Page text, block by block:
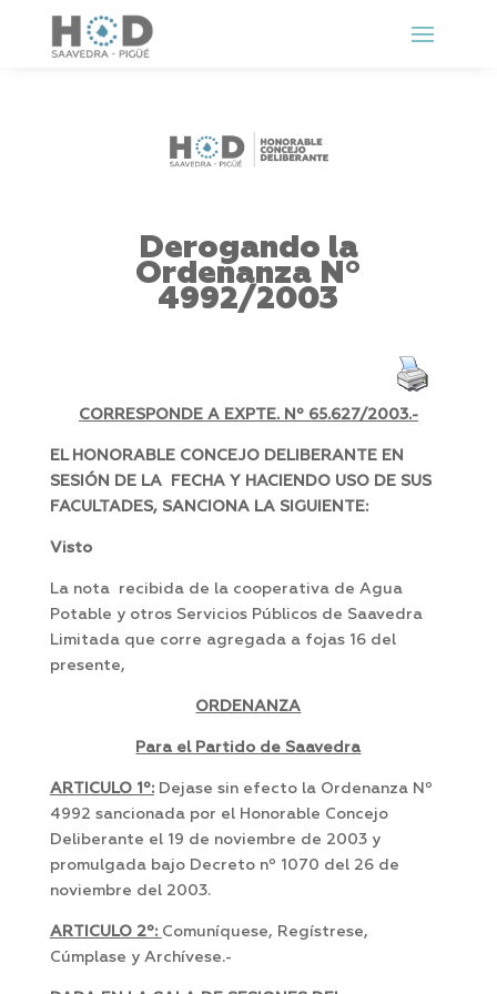
Derogando la
Ordenanza Nº
4992/2003
CORRESPONDE A EXPTE. Nº 65.627/2003.-
EL HONORABLE CONCEJO DELIBERANTE EN
SESIÓN DE LA FECHA Y HACIENDO USO DE SUS
FACULTADES, SANCIONA LA SIGUIENTE:
Visto
La nota recibida de la cooperativa de Agua
Potable y otros Servicios Públicos de Saavedra
Limitada que corre agregada a fojas 16 del
presente,
ORDENANZA
Para el Partido de Saavedra
ARTICULO 1º:Dejase sin efecto la Ordenanza Nº
4992 sancionada por el Honorable Concejo
Deliberante el 19 de noviembre de 2003 y
promulgada bajo Decreto nº 1070 del 26 de
noviembre del 2003.
ARTICULO 2º: Comuníquese, Regístrese,
Cúmplase y Archívese.-